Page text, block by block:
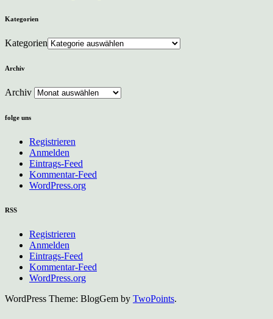
Kategorien
Kategorien
Archiv
Archiv
folge uns
Registrieren
Anmelden
Eintrags-Feed
Kommentar-Feed
WordPress.org
RSS
Registrieren
Anmelden
Eintrags-Feed
Kommentar-Feed
WordPress.org
WordPress Theme: BlogGem by TwoPoints.